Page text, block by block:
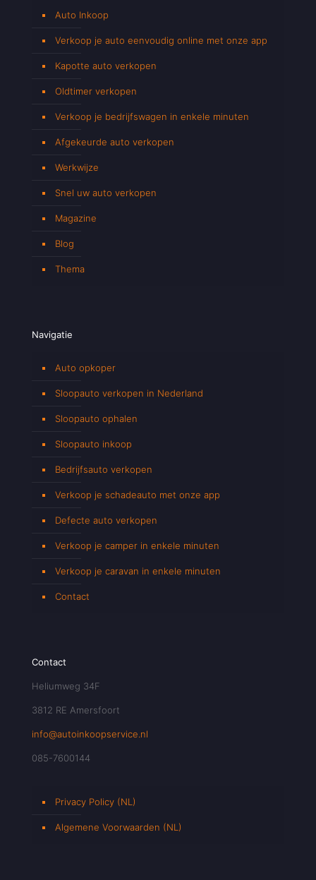
Auto Inkoop
Verkoop je auto eenvoudig online met onze app
Kapotte auto verkopen
Oldtimer verkopen
Verkoop je bedrijfswagen in enkele minuten
Afgekeurde auto verkopen
Werkwijze
Snel uw auto verkopen
Magazine
Blog
Thema
Navigatie
Auto opkoper
Sloopauto verkopen in Nederland
Sloopauto ophalen
Sloopauto inkoop
Bedrijfsauto verkopen
Verkoop je schadeauto met onze app
Defecte auto verkopen
Verkoop je camper in enkele minuten
Verkoop je caravan in enkele minuten
Contact
Contact
Heliumweg 34F
3812 RE Amersfoort
info@autoinkoopservice.nl
085-7600144
Privacy Policy (NL)
Algemene Voorwaarden (NL)